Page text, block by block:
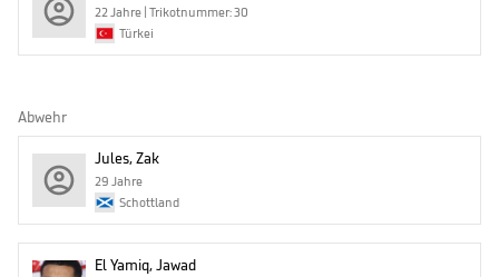
22 Jahre | Trikotnummer: 30
Türkei
Abwehr
Jules, Zak
29 Jahre
Schottland
El Yamiq, Jawad